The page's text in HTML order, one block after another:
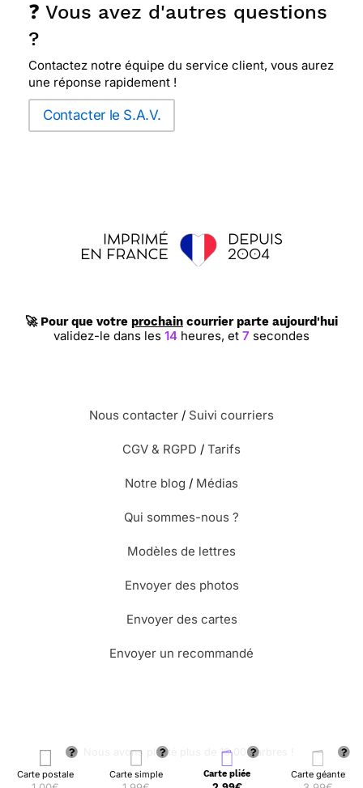
Carte postale Carte simple Carte pliée Carte géante
❓ Vous avez d'autres questions
?
Contactez notre équipe du service client, vous aurez
une réponse rapidement !
Contacter le S.A.V.
🚀 Pour que votre prochain courrier parte aujourd'hui
validez-le dans les 14heures, et 6 secondes
Nous contacter / Suivi courriers
CGV & RGPD / Tarifs
Notre blog / Médias
Qui sommes-nous ?
Modèles de lettres
Envoyer des photos
Envoyer des cartes
Envoyer un recommandé
🌳 Nous avons planté plus de 13.000 arbres !